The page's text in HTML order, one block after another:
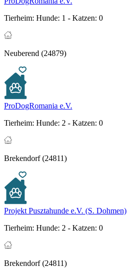
Tierheim: Hunde: 1 - Katzen: 0
Neuberend (24879)
ProDogRomania e.V.
Tierheim: Hunde: 2 - Katzen: 0
Brekendorf (24811)
Projekt Pusztahunde e.V. (S. Dohmen)
Tierheim: Hunde: 2 - Katzen: 0
Brekendorf (24811)